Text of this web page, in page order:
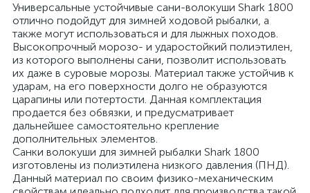
Универсальные устойчивые сани-волокуши Shark 1800
отлично подойдут для зимней ходовой рыбалки, а
также могут использоваться и для лыжных походов.
Высокопрочный морозо- и ударостойкий полиэтилен,
из которого выполнены сани, позволит использовать
их даже в суровые морозы. Материал также устойчив к
ударам, на его поверхности долго не образуются
царапины или потертости. Данная комплектация
продается без обвязки, и предусматривает
дальнейшее самостоятельно крепление
дополнительных элементов.
Санки волокуши для зимней рыбалки Shark 1800
изготовлены из полиэтилена низкого давления (ПНД).
Данный материал по своим физико-механическим